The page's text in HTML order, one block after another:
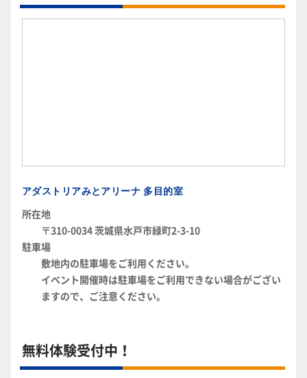
アダストリアみとアリーナ 多目的室
所在地
〒310-0034 茨城県水戸市緑町2-3-10
駐車場
敷地内の駐車場をご利用ください。
イベント開催時は駐車場をご利用できない場合がござい
ますので、ご注意ください。
無料体験受付中！